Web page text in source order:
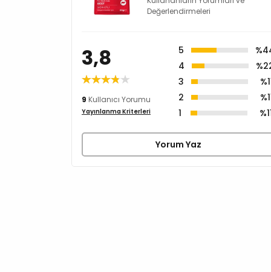
Değerlendirmeleri
3,8
9 Kullanıcı Yorumu
Yayınlanma Kriterleri
5
4
3
2
1
Yorum Yaz